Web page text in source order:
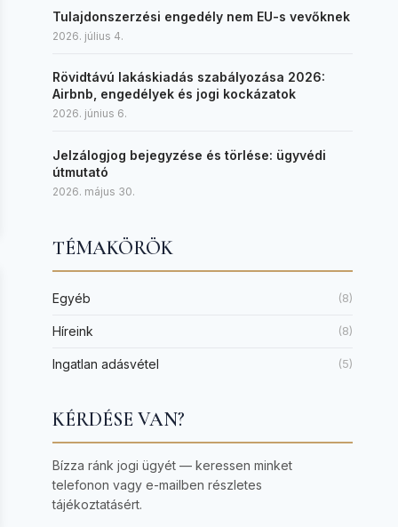
Tulajdonszerzési engedély nem EU-s vevőknek
2026. július 4.
Rövidtávú lakáskiadás szabályozása 2026:
Airbnb, engedélyek és jogi kockázatok
2026. június 6.
Jelzálogjog bejegyzése és törlése: ügyvédi
útmutató
2026. május 30.
TÉMAKÖRÖK
Egyéb (8)
Híreink (8)
Ingatlan adásvétel (5)
KÉRDÉSE VAN?
Bízza ránk jogi ügyét — keressen minket
telefonon vagy e-mailben részletes
tájékoztatásért.